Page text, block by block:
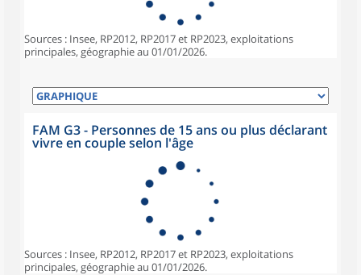
Sources : Insee, RP2012, RP2017 et RP2023, exploitations
principales, géographie au 01/01/2026.
FAM G3 - Personnes de 15 ans ou plus déclarant
vivre en couple selon l'âge
Sources : Insee, RP2012, RP2017 et RP2023, exploitations
principales, géographie au 01/01/2026.